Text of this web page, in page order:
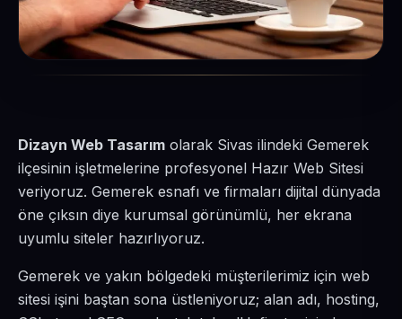
Dizayn Web Tasarım olarak Sivas ilindeki Gemerek
ilçesinin işletmelerine profesyonel Hazır Web Sitesi
veriyoruz. Gemerek esnafı ve firmaları dijital dünyada
öne çıksın diye kurumsal görünümlü, her ekrana
uyumlu siteler hazırlıyoruz.
Gemerek ve yakın bölgedeki müşterilerimiz için web
sitesi işini baştan sona üstleniyoruz; alan adı, hosting,